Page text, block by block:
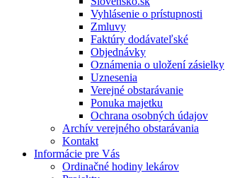
Vyhlásenie o prístupnosti
Zmluvy
Faktúry dodávateľské
Objednávky
Oznámenia o uložení zásielky
Uznesenia
Verejné obstarávanie
Ponuka majetku
Ochrana osobných údajov
Archív verejného obstarávania
Kontakt
Informácie pre Vás
Ordinačné hodiny lekárov